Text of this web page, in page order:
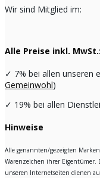
Wir sind Mitglied im:
Alle Preise inkl. MwSt.:
✓ 7% bei allen unseren
Gemeinwohl)
✓ 19% bei allen
Hinweise
Alle genannten/gezeigten
Warenzeichen ihrer
unseren Internetseiten dienen